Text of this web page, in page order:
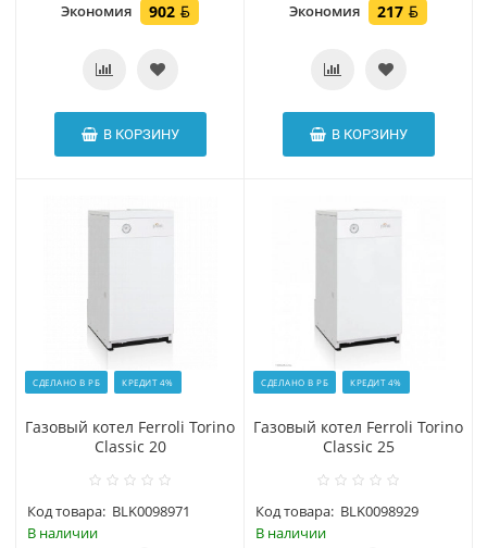
Экономия 902
В КОРЗИНУ
Экономия 217
В КОРЗИНУ
СДЕЛАНО В РБ КРЕДИТ 4%
Газовый котел Ferroli Torino
Classic 20
Код товара: BLK0098971
В наличии
СДЕЛАНО В РБ КРЕДИТ 4%
Газовый котел Ferroli Torino
Classic 25
Код товара: BLK0098929
В наличии